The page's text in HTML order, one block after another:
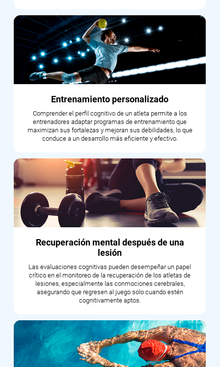
Entrenamiento personalizado
Comprender el perfil cognitivo de un atleta permite a los
entrenadores adaptar programas de entrenamiento que
maximizan sus fortalezas y mejoran sus debilidades, lo que
conduce a un desarrollo más eficiente y efectivo.
Recuperación mental después de una
lesión
Las evaluaciones cognitivas pueden desempeñar un papel
crítico en el monitoreo de la recuperación de los atletas de
lesiones, especialmente las conmociones cerebrales,
asegurando que regresen al juego solo cuando estén
cognitivamente aptos.